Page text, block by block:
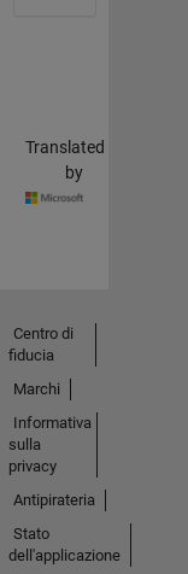
Translated
by
Centro di
fiducia
Marchi
Informativa
sulla
privacy
Antipirateria
Stato
dell'applicazione